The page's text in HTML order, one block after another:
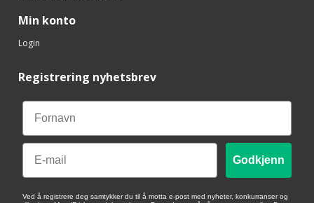
Min konto
Login
Registrering nyhetsbrev
Email
Godkjenn
Ved å registrere deg samtykker du til å motta e-post med nyheter, konkurranser og